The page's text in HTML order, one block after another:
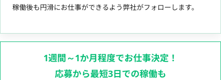
稼働後も円滑にお仕事ができるよう弊社がフォローします。
1週間～1か月程度でお仕事決定！
応募から最短3日での稼働も